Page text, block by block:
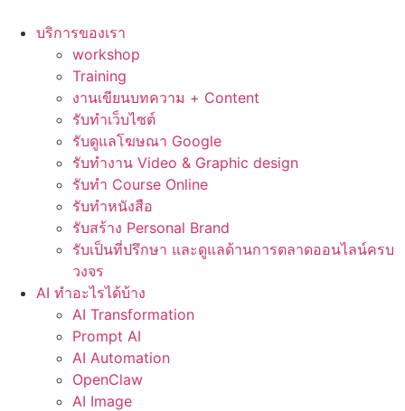
บริการของเรา
workshop
Training
งานเขียนบทความ + Content
รับทำเว็บไซต์
รับดูแลโฆษณา Google
รับทำงาน Video & Graphic design
รับทำ Course Online
รับทำหนังสือ
รับสร้าง Personal Brand
รับเป็นที่ปรึกษา และดูแลด้านการตลาดออนไลน์ครบ
วงจร
AI ทำอะไรได้บ้าง
AI Transformation
Prompt AI
AI Automation
OpenClaw
AI Image